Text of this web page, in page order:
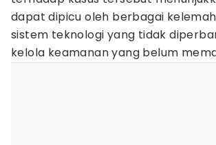
dapat dipicu oleh berbagai
sistem teknologi yang tidak
kelola keamanan yang belum